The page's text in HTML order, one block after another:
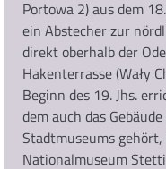
Portowa 2) aus dem
ein Abstecher zur
direkt oberhalb der
Hakenterrasse (Wały
Beginn des 19. Jhs.
dem auch das
Stadtmuseums
Nationalmuseum